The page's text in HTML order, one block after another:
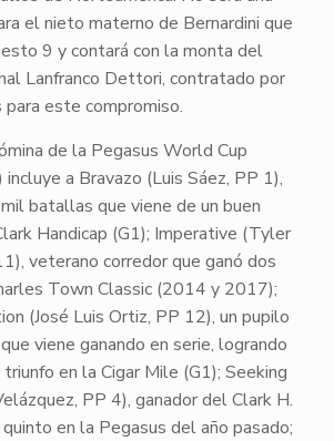
el nieto materno de Bernardini que
9 y contará con la monta del
Lanfranco Dettori, contratado por
este compromiso.
de la Pegasus World Cup
a Bravazo (Luis Sáez, PP 1),
batallas que viene de un buen
Handicap (G1); Imperative (Tyler
veterano corredor que ganó dos
Town Classic(2014 y 2017);
(José Luis Ortiz, PP 12), un pupilo
que viene ganando en serie, logrando
en la Cigar Mile (G1); Seeking
PP 4), ganador delClark H.
en la Pegasus del año pasado;